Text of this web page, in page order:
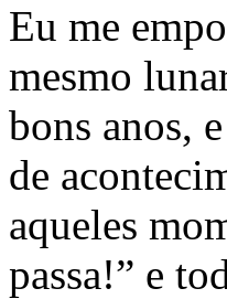
Eu me
mesmo
bons anos,
de
aqueles
passa!” e